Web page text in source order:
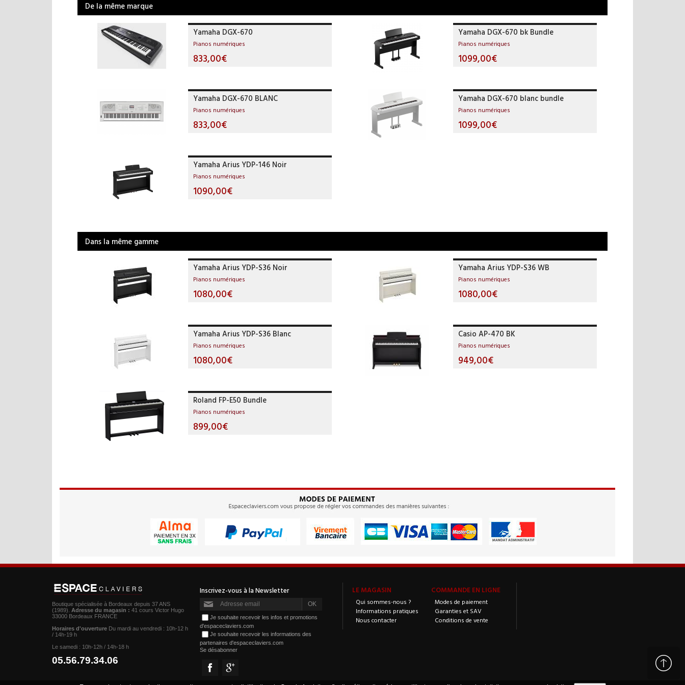
De la même marque
Yamaha DGX-670
Pianos numériques
833,00€
Yamaha DGX-670 bk Bundle
Pianos numériques
1099,00€
Yamaha DGX-670 BLANC
Pianos numériques
833,00€
Yamaha DGX-670 blanc bundle
Pianos numériques
1099,00€
Yamaha Arius YDP-146 Noir
Pianos numériques
1090,00€
Dans la même gamme
Yamaha Arius YDP-S36 Noir
Pianos numériques
1080,00€
Yamaha Arius YDP-S36 WB
Pianos numériques
1080,00€
Yamaha Arius YDP-S36 Blanc
Pianos numériques
1080,00€
Casio AP-470 BK
Pianos numériques
949,00€
Roland FP-E50 Bundle
Pianos numériques
899,00€
LE MAGASIN
Qui sommes-nous ?
Informations pratiques
Nous contacter
COMMANDE EN LIGNE
Modes de paiement
Garanties et SAV
Conditions de vente
Boutique spécialisée à Bordeaux depuis 37 ANS
(1989). Adresse du magasin : 41 cours Victor Hugo
33000 Bordeaux FRANCE
Horaires d'ouverture Du mardi au vendredi : 10h-12 h
/ 14h-19 h
Le samedi : 10h-12h / 14h-18 h
05.56.79.34.06
Je souhaite recevoir les infos et promotions
d'espaceclaviers.com
Je souhaite recevoir les informations des
partenaires d'espaceclaviers.com
Se désabonner